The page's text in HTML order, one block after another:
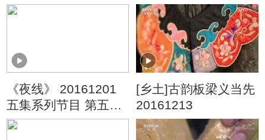
《夜线》 20161201
五集系列节目 第五集
“爱”为什么变成了恨
[乡土]古韵板梁义当先
20161213